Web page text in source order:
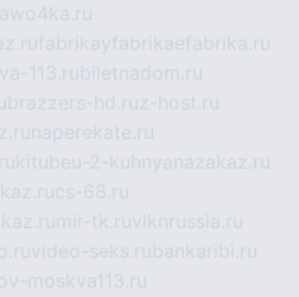
fabrikayfabrikaefabrika.ru
113.rubiletnadom.ru
brazzers-hd.ruz-host.ru
naperekate.ru
kitubeu-2-kuhnyanazakaz.ru
cs-68.ru
mir-tk.ruvlknrussia.ru
video-seks.rubankaribi.ru
moskva113.ru